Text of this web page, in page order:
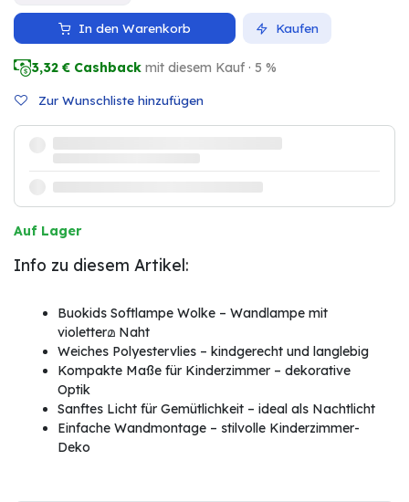
In den Warenkorb Kaufen
3,32 € Cashback mit diesem Kauf · 5 %
Zur Wunschliste hinzufügen
Auf Lager
Info zu diesem Artikel:
Buokids Softlampe Wolke – Wandlampe mit
violetterമ Naht
Weiches Polyestervlies – kindgerecht und langlebig
Kompakte Maße für Kinderzimmer – dekorative
Optik
Sanftes Licht für Gemütlichkeit – ideal als Nachtlicht
Einfache Wandmontage – stilvolle Kinderzimmer-
Deko